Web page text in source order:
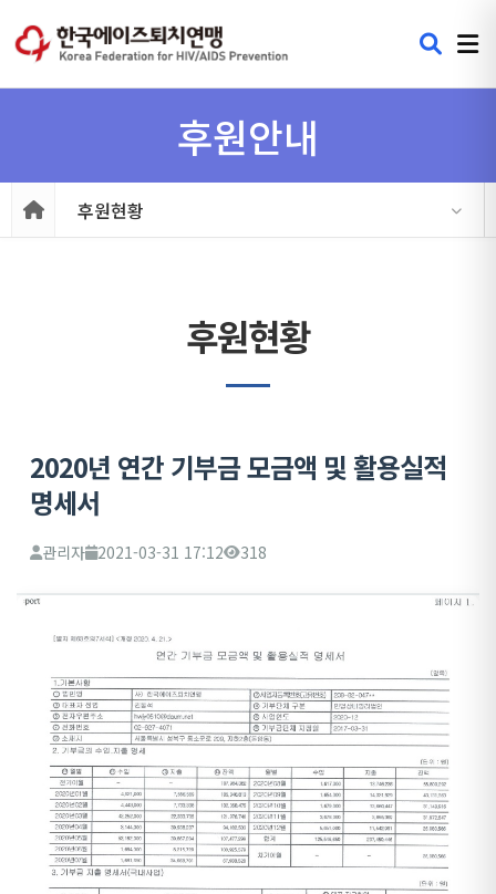
후원안내
후원현황
후원현황
2020년 연간 기부금 모금액 및 활용실적
명세서
관리자 2021-03-31 17:12 318